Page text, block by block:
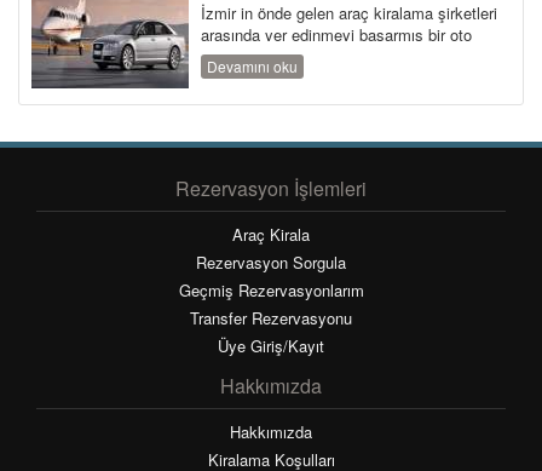
İzmir in önde gelen araç kiralama şirketleri
arasında yer edinmeyi başarmış bir oto
kiralama firmasıdır. Ka...
Devamını oku
Rezervasyon İşlemleri
Araç Kirala
Rezervasyon Sorgula
Geçmiş Rezervasyonlarım
Transfer Rezervasyonu
Üye Giriş/Kayıt
Hakkımızda
Hakkımızda
Kiralama Koşulları